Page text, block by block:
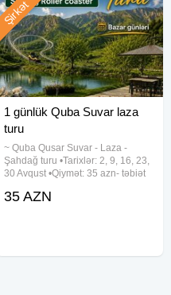
1 günlük Quba Suvar laza
turu
~ Quba Qusar Suvar - Laza -
Şahdağ turu •Tarixlər: 2, 9, 16, 23,
30 Avqust •Qiymət: 35 azn- təbiət
Komfortlu nəqliyyat - Pozitiv və
Şirkət
35 AZN